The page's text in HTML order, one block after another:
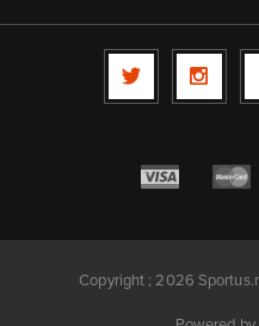
Copyright ; 2026